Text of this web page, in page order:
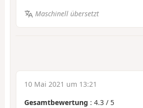
Maschinell übersetzt
10 Mai 2021 um 13:21
Gesamtbewertung : 4.3 / 5